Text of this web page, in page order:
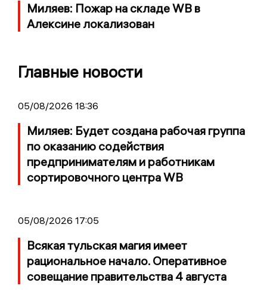
Миляев: Пожар на складе WB в
Алексине локализован
Главные новости
05/08/2026 18:36
Миляев: Будет создана рабочая группа
по оказанию содействия
предпринимателям и работникам
сортировочного центра WB
05/08/2026 17:05
Всякая тульская магия имеет
рациональное начало. Оперативное
совещание правительства 4 августа